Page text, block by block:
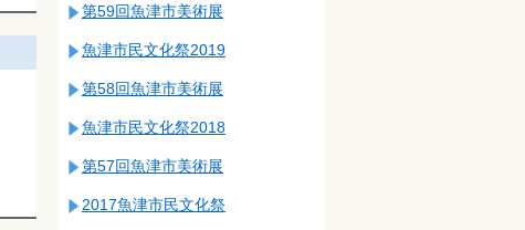
第59回魚津市美術展
魚津市民文化祭2019
第58回魚津市美術展
魚津市民文化祭2018
第57回魚津市美術展
2017魚津市民文化祭